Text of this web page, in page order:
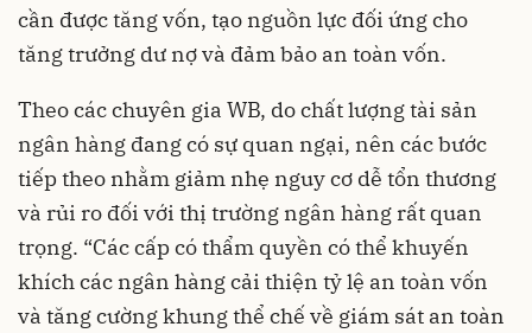
cần được tăng vốn, tạo nguồn lực đối ứng cho
tăng trưởng dư nợ và đảm bảo an toàn vốn.
Theo các chuyên gia WB, do chất lượng tài sản
ngân hàng đang có sự quan ngại, nên các bước
tiếp theo nhằm giảm nhẹ nguy cơ dễ tổn thương
và rủi ro đối với thị trường ngân hàng rất quan
trọng. “Các cấp có thẩm quyền có thể khuyến
khích các ngân hàng cải thiện tỷ lệ an toàn vốn
và tăng cường khung thể chế về giám sát an toàn